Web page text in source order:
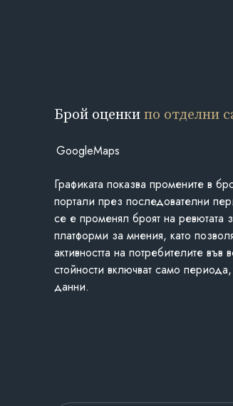
Брой оценкипо отделни
GoogleMaps
Графиката показва промените в
портали през последователни
се е променял броят на ревютата
платформи за мнения, като
активността на потребителите във
стойности включват само
данни.